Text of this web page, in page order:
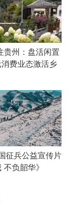
贵州：盘活闲置
费业态激活乡
征兵公益宣传片
不负韶华》